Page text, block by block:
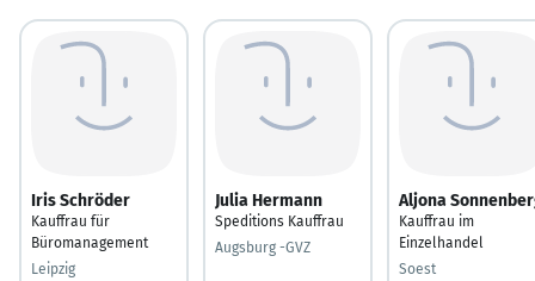
Iris Schröder
Kauffrau für
Büromanagement
Leipzig
Julia Hermann
Speditions Kauffrau
Augsburg -GVZ
Aljona
Kauffrau im
Einzelhandel
Soest